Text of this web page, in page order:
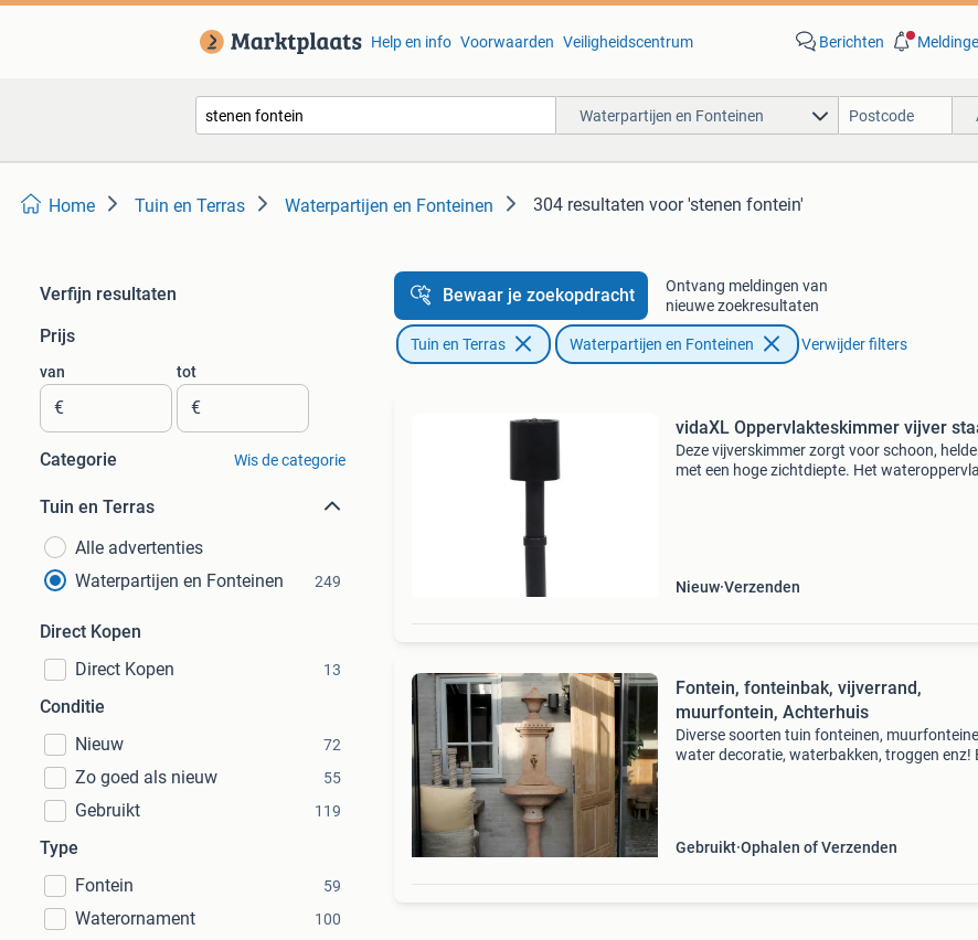
Help en info Voorwaarden Veiligheidscentrum Berichten
Waterpartijen en Fonteinen
Home Tuin en Terras Waterpartijen en Fonteinen 304 resultaten voor 'stenen fontein'
Verfijn resultaten
Prijs
van
€
tot
€
Categorie Wis de categorie
Tuin en Terras
Alle advertenties
Waterpartijen en Fonteinen
249
Direct Kopen
Direct Kopen
13
Conditie
Nieuw
72
Zo goed als nieuw 55
Gebruikt 119
Type
Fontein
59
Waterornament 100
Bewaar je zoekopdracht
Ontvang meldingen van
nieuwe zoekresultaten
Tuin en Terras Waterpartijen en Fonteinen Verwijder filters
vidaXL Oppervlakteskimmer vijver
Deze vijverskimmer zorgt voor schoon,
met een hoge zichtdiepte. Het
Nieuw Verzenden
Fontein, fonteinbak, vijverrand,
muurfontein, Achterhuis
Diverse soorten tuin fonteinen,
water decoratie, waterbakken, troggen enz!
Gebruikt Ophalen of Verzenden